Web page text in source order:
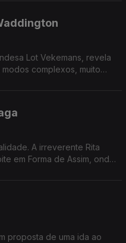
modos complexos, muito
A irreverente Rita
em Forma de Assim, onde
proposta de uma ida ao